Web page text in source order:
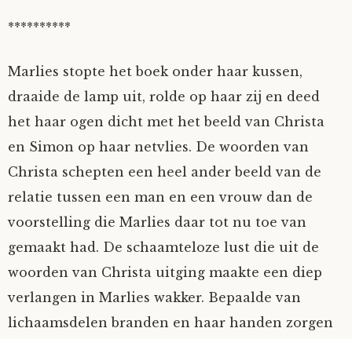
**********
Marlies stopte het boek onder haar kussen,
draaide de lamp uit, rolde op haar zij en deed
het haar ogen dicht met het beeld van Christa
en Simon op haar netvlies. De woorden van
Christa schepten een heel ander beeld van de
relatie tussen een man en een vrouw dan de
voorstelling die Marlies daar tot nu toe van
gemaakt had. De schaamteloze lust die uit de
woorden van Christa uitging maakte een diep
verlangen in Marlies wakker. Bepaalde van
lichaamsdelen branden en haar handen zorgen